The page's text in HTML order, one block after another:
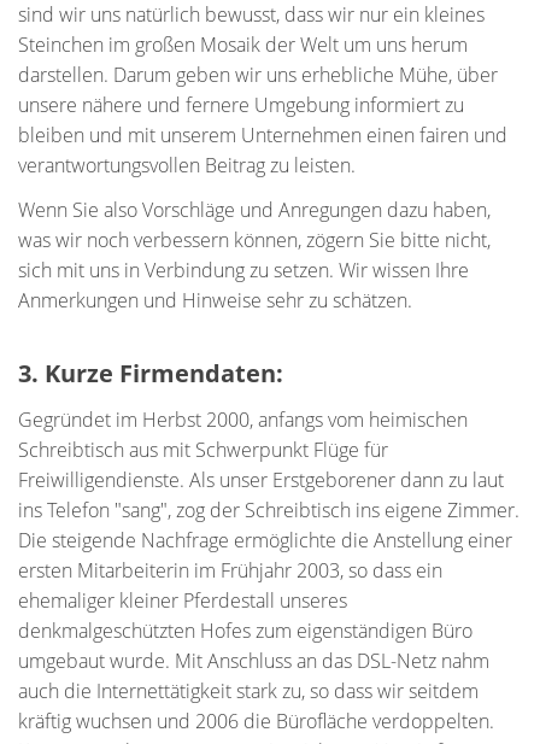
sind wir uns natürlich bewusst, dass wir nur ein kleines
Steinchen im großen Mosaik der Welt um uns herum
darstellen. Darum geben wir uns erhebliche Mühe, über
unsere nähere und fernere Umgebung informiert zu
bleiben und mit unserem Unternehmen einen fairen und
verantwortungsvollen Beitrag zu leisten.
Wenn Sie also Vorschläge und Anregungen dazu haben,
was wir noch verbessern können, zögern Sie bitte nicht,
sich mit uns in Verbindung zu setzen. Wir wissen Ihre
Anmerkungen und Hinweise sehr zu schätzen.
3. Kurze Firmendaten:
Gegründet im Herbst 2000, anfangs vom heimischen
Schreibtisch aus mit Schwerpunkt Flüge für
Freiwilligendienste. Als unser Erstgeborener dann zu laut
ins Telefon "sang", zog der Schreibtisch ins eigene Zimmer.
Die steigende Nachfrage ermöglichte die Anstellung einer
ersten Mitarbeiterin im Frühjahr 2003, so dass ein
ehemaliger kleiner Pferdestall unseres
denkmalgeschützten Hofes zum eigenständigen Büro
umgebaut wurde. Mit Anschluss an das DSL-Netz nahm
auch die Internettätigkeit stark zu, so dass wir seitdem
kräftig wuchsen und 2006 die Bürofläche verdoppelten.